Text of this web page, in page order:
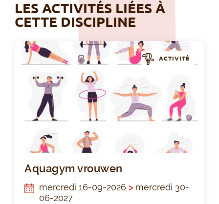
LES ACTIVITÉS LIÉES À
CETTE DISCIPLINE
ACTIVITÉ
Aquagym vrouwen
mercredi 16-09-2026 >mercredi 30-
06-2027